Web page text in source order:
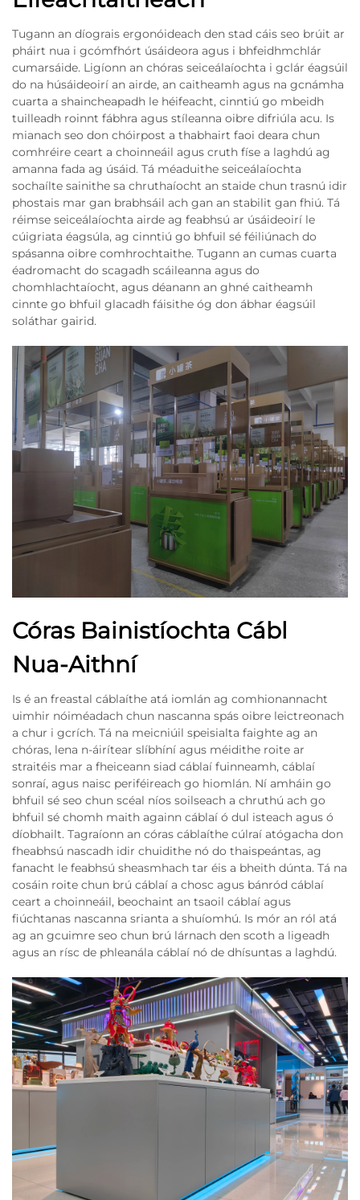
Tugann an díograis ergonóideach den stad cáis seo brúit ar
pháirt nua i gcómfhórt úsáideora agus i bhfeidhmchlár
cumarsáide. Ligíonn an chóras seiceálaíochta i gclár éagsúil
do na húsáideoirí an airde, an caitheamh agus na gcnámha
cuarta a shaincheapadh le héifeacht, cinntiú go mbeidh
tuilleadh roinnt fábhra agus stíleanna oibre difriúla acu. Is
mianach seo don chóirpost a thabhairt faoi deara chun
comhréire ceart a choinneáil agus cruth físe a laghdú ag
amanna fada ag úsáid. Tá méaduithe seiceálaíochta
sochaílte sainithe sa chruthaíocht an staide chun trasnú idir
phostais mar gan brabhsáil ach gan an stabilit gan fhiú. Tá
réimse seiceálaíochta airde ag feabhsú ar úsáideoirí le
cúigriata éagsúla, ag cinntiú go bhfuil sé féiliúnach do
spásanna oibre comhrochtaithe. Tugann an cumas cuarta
éadromacht do scagadh scáileanna agus do
chomhlachtaíocht, agus déanann an ghné caitheamh
cinnte go bhfuil glacadh fáisithe óg don ábhar éagsúil
soláthar gairid.
Córas Bainistíochta Cábl
Nua-Aithní
Is é an freastal cáblaíthe atá iomlán ag comhionannacht
uimhir nóiméadach chun nascanna spás oibre leictreonach
a chur i gcrích. Tá na meicniúil speisialta faighte ag an
chóras, lena n-áirítear slíbhíní agus méidithe roite ar
straitéis mar a fheiceann siad cáblaí fuinneamh, cáblaí
sonraí, agus naisc periféireach go hiomlán. Ní amháin go
bhfuil sé seo chun scéal níos soilseach a chruthú ach go
bhfuil sé chomh maith againn cáblaí ó dul isteach agus ó
díobhailt. Tagraíonn an córas cáblaíthe cúlraí atógacha don
fheabhsú nascadh idir chuidithe nó do thaispeántas, ag
fanacht le feabhsú sheasmhach tar éis a bheith dúnta. Tá na
cosáin roite chun brú cáblaí a chosc agus bánród cáblaí
ceart a choinneáil, beochaint an tsaoil cáblaí agus
fiúchtanas nascanna srianta a shuíomhú. Is mór an ról atá
ag an gcuimre seo chun brú lárnach den scoth a ligeadh
agus an rísc de phleanála cáblaí nó de dhísuntas a laghdú.